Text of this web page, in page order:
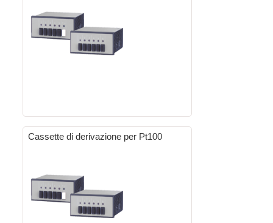
Cassette di derivazione per Pt100